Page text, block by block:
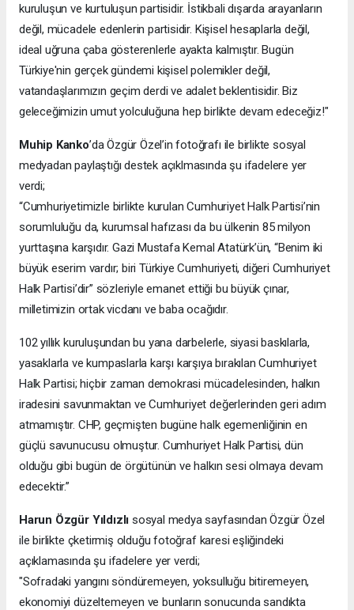
kuruluşun ve kurtuluşun partisidir. İstikbali dışarda arayanların
değil, mücadele edenlerin partisidir. Kişisel hesaplarla değil,
ideal uğruna çaba gösterenlerle ayakta kalmıştır. Bugün
Türkiye'nin gerçek gündemi kişisel polemikler değil,
vatandaşlarımızın geçim derdi ve adalet beklentisidir. Biz
geleceğimizin umut yolculuğuna hep birlikte devam edeceğiz!"
Muhip Kanko’da Özgür Özel’in fotoğrafı ile birlikte sosyal
medyadan paylaştığı destek açıklmasında şu ifadelere yer
verdi;
“Cumhuriyetimizle birlikte kurulan Cumhuriyet Halk Partisi’nin
sorumluluğu da, kurumsal hafızası da bu ülkenin 85 milyon
yurttaşına karşıdır. Gazi Mustafa Kemal Atatürk’ün, “Benim iki
büyük eserim vardır; biri Türkiye Cumhuriyeti, diğeri Cumhuriyet
Halk Partisi’dir” sözleriyle emanet ettiği bu büyük çınar,
milletimizin ortak vicdanı ve baba ocağıdır.
102 yıllık kuruluşundan bu yana darbelerle, siyasi baskılarla,
yasaklarla ve kumpaslarla karşı karşıya bırakılan Cumhuriyet
Halk Partisi; hiçbir zaman demokrasi mücadelesinden, halkın
iradesini savunmaktan ve Cumhuriyet değerlerinden geri adım
atmamıştır. CHP, geçmişten bugüne halk egemenliğinin en
güçlü savunucusu olmuştur. Cumhuriyet Halk Partisi, dün
olduğu gibi bugün de örgütünün ve halkın sesi olmaya devam
edecektir.”
Harun Özgür Yıldızlı sosyal medya sayfasından Özgür Özel
ile birlikte çketirmiş olduğu fotoğraf karesi eşliğindeki
açıklamasında şu ifadelere yer verdi;
"Sofradaki yangını söndüremeyen, yoksulluğu bitiremeyen,
ekonomiyi düzeltemeyen ve bunların sonucunda sandıkta